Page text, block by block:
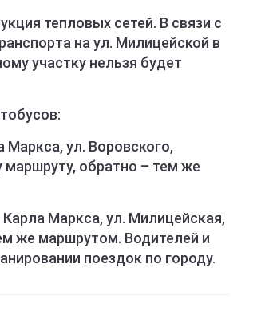
тепловых сетей. В связи с
на ул. Милицейской в
участку нельзя будет
Маркса, ул. Воровского,
обратно – тем же
Маркса, ул. Милицейская,
же маршрутом. Водителей и
поездок по городу.